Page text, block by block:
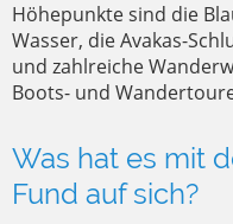
Höhepunkte sind die
Wasser, die Avakas-
und zahlreiche
Boots- und
Was hat es mit
Fund auf sich?